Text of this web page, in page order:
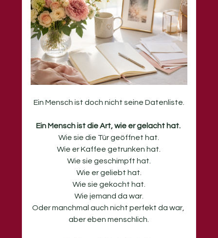
Ein Mensch ist doch nicht seine Datenliste.
Ein Mensch ist die Art, wie er gelacht hat.
Wie sie die Tür geöffnet hat.
Wie er Kaffee getrunken hat.
Wie sie geschimpft hat.
Wie er geliebt hat.
Wie sie gekocht hat.
Wie jemand da war.
Oder manchmal auch nicht perfekt da war,
aber eben menschlich.